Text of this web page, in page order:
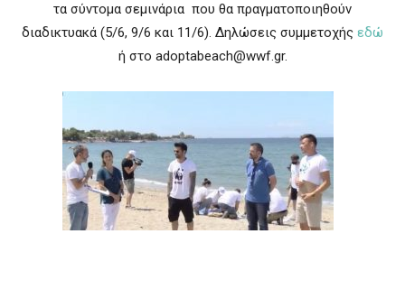
τα σύντομα σεμινάρια που θα πραγματοποιηθούν
διαδικτυακά (5/6, 9/6 και 11/6). Δηλώσεις συμμετοχής εδώ
ή στο adoptabeach@wwf.gr.